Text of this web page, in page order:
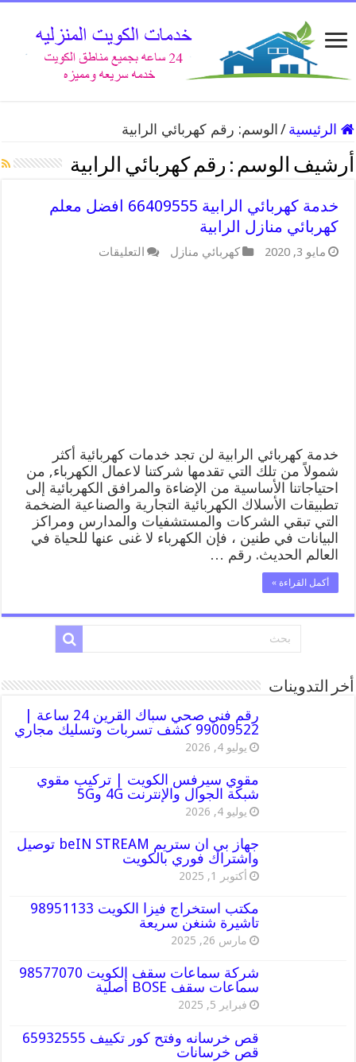
الرئيسية / الوسم: رقم كهربائي الرابية
أرشيف الوسم : رقم كهربائي الرابية
خدمة كهربائي الرابية 66409555 افضل معلم
كهربائي منازل الرابية
مايو 3, 2020 كهربائي منازل التعليقات
خدمة كهربائي الرابية لن تجد خدمات كهربائية أكثر
شمولاً من تلك التي تقدمها شركتنا لاعمال الكهرباء, من
احتياجاتنا الأساسية من الإضاءة والمرافق الكهربائية إلى
تطبيقات الأسلاك الكهربائية التجارية والصناعية الضخمة
التي تبقي الشركات والمستشفيات والمدارس ومراكز
البيانات في طنين ، فإن الكهرباء لا غنى عنها للحياة في
العالم الحديث. رقم …
أكمل القراءة »
أخر التدوينات
رقم فني صحي سباك القرين 24 ساعة |
99009522 كشف تسربات وتسليك مجاري
يوليو 4, 2026
مقوي سيرفس الكويت | تركيب مقوي
شبكة الجوال والإنترنت 4G و5G
يوليو 4, 2026
جهاز بي ان ستريم beIN STREAM توصيل
واشتراك فوري بالكويت
أكتوبر 1, 2025
مكتب استخراج فيزا الكويت 98951133
تاشيرة شنغن سريعة
مارس 26, 2025
شركة سماعات سقف الكويت 98577070
سماعات سقف BOSE أصلية
فبراير 5, 2025
قص خرسانه وفتح كور تكييف 65932555
قص خرسانات